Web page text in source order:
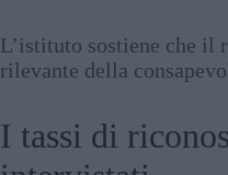
L’istituto sostiene che il
rilevante della
I tassi di